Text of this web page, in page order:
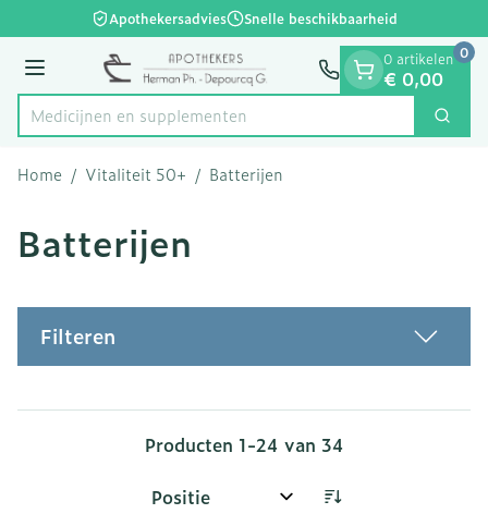
Ga naar de inhoudApothekersadvies Snelle beschikbaarheid
Menu
Product, merk, categorie...
Medicijnen Zoek
0 artikelen
€ 0,00
0
Home / Vitaliteit 50+ / Batterijen
Batterijen
Filteren
Producten 1-24 van 34
Sorteer op: